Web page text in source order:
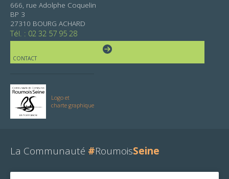
666, rue Adolphe Coquelin
BP 3
27310 BOURG ACHARD
Tél. : 02 32 57 95 28
CONTACT
Logo et
charte graphique
La Communauté #RoumoisSeine